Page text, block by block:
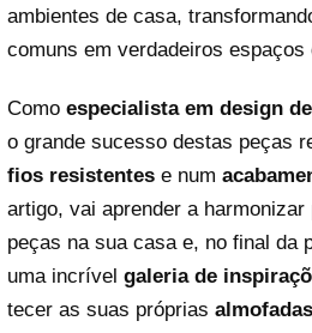
ambientes de casa,
comuns em verdadeiros espaços
Como especialista em design
o grande sucesso destas peças
fios resistentes e num
artigo, vai aprender a
peças na sua casa e, no final da
uma incrível galeria de
tecer as suas próprias